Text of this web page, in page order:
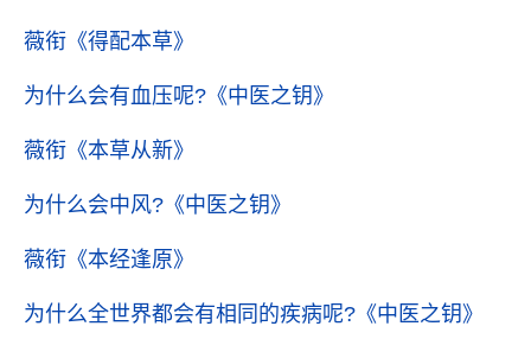
薇衔 《得配本草》
为什么会有血压呢? 《中医之钥》
薇衔 《本草从新》
为什么会中风? 《中医之钥》
薇衔 《本经逢原》
为什么全世界都会有相同的疾病呢? 《中医之钥》